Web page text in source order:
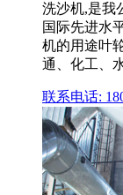
洗沙机,是我
国际先进水
机的用途叶
通、化工、
联系电话: